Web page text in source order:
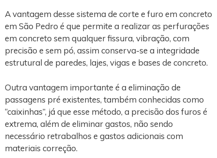
A vantagem desse sistema de corte e furo em concreto
em São Pedro é que permite a realizar as perfurações
em concreto sem qualquer fissura, vibração, com
precisão e sem pó, assim conserva-se a integridade
estrutural de paredes, lajes, vigas e bases de concreto.
Outra vantagem importante é a eliminação de
passagens pré existentes, também conhecidas como
“caixinhas”, já que esse método, a precisão dos furos é
extrema, além de eliminar gastos, não sendo
necessário retrabalhos e gastos adicionais com
materiais correção.